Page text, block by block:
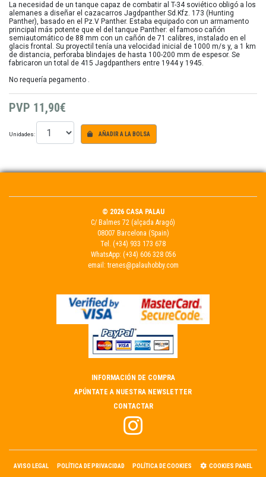
La necesidad de un tanque capaz de combatir al T-34 soviético obligó a los
alemanes a diseñar el cazacarros Jagdpanther Sd.Kfz. 173 (Hunting
Panther), basado en el Pz.V Panther. Estaba equipado con un armamento
principal más potente que el del tanque Panther: el famoso cañón
semiautomático de 88 mm con un cañón de 71 calibres, instalado en el
glacis frontal. Su proyectil tenía una velocidad inicial de 1000 m/s y, a 1 km
de distancia, perforaba blindajes de hasta 100-200 mm de espesor. Se
fabricaron un total de 415 Jagdpanthers entre 1944 y 1945.
No requería pegamento .
PVP 11,90€
Unidades: AÑADIR A LA BOLSA
© 2026 CASA PALAU
C/ Balmes 72 (alçada Aragó)
08007 Barcelona (Spain)
Tel. (+34) 933 173 678
WhatsApp: (+34) 606 328 056
email: trenes@palauhobby.com
INFORMACIÓN DE COMPRA
APÚNTATE A NUESTRA NEWSLETTER
CONTACTAR
AVISO LEGAL POLÍTICA DE PRIVACIDAD POLÍTICA DE COOKIES COOKIES PANEL